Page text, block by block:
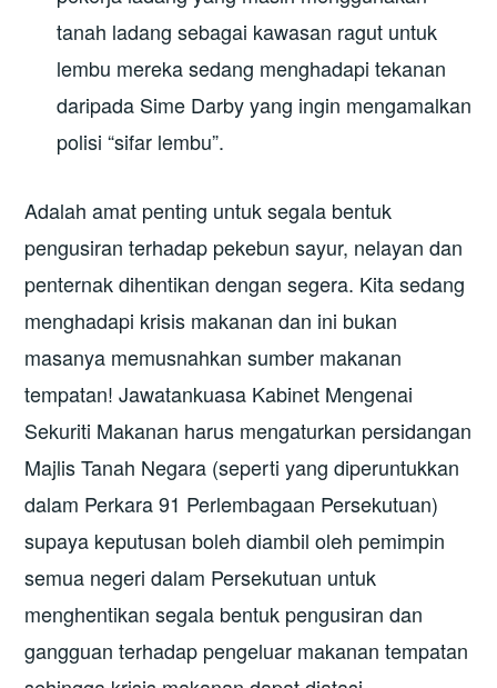
tanah ladang sebagai kawasan ragut untuk
lembu mereka sedang menghadapi tekanan
daripada Sime Darby yang ingin mengamalkan
polisi “sifar lembu”.
Adalah amat penting untuk segala bentuk
pengusiran terhadap pekebun sayur, nelayan dan
penternak dihentikan dengan segera. Kita sedang
menghadapi krisis makanan dan ini bukan
masanya memusnahkan sumber makanan
tempatan! Jawatankuasa Kabinet Mengenai
Sekuriti Makanan harus mengaturkan persidangan
Majlis Tanah Negara (seperti yang diperuntukkan
dalam Perkara 91 Perlembagaan Persekutuan)
supaya keputusan boleh diambil oleh pemimpin
semua negeri dalam Persekutuan untuk
menghentikan segala bentuk pengusiran dan
gangguan terhadap pengeluar makanan tempatan